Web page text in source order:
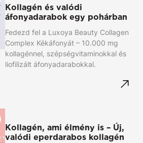
Kollagén és valódi
áfonyadarabok egy pohárban
Fedezd fel a Luxoya Beauty Collagen
Complex Kékáfonyát – 10.000 mg
kollagénnel, szépségvitaminokkal és
liofilizált áfonyadarabokkal.
Kollagén, ami élmény is – Új,
valódi eperdarabos kollagén